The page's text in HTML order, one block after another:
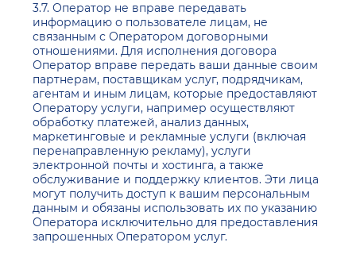
3.7. Оператор не вправе передавать
информацию о пользователе лицам, не
связанным с Оператором договорными
отношениями. Для исполнения договора
Оператор вправе передать ваши данные своим
партнерам, поставщикам услуг, подрядчикам,
агентам и иным лицам, которые предоставляют
Оператору услуги, например осуществляют
обработку платежей, анализ данных,
маркетинговые и рекламные услуги (включая
перенаправленную рекламу), услуги
электронной почты и хостинга, а также
обслуживание и поддержку клиентов. Эти лица
могут получить доступ к вашим персональным
данным и обязаны использовать их по указанию
Оператора исключительно для предоставления
запрошенных Оператором услуг.